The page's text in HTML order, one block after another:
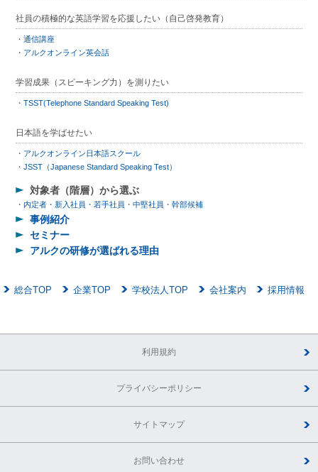
社員の積極的な英語学習を応援したい（自己啓発教育）
通信講座
アルクオンライン英会話
学習成果（スピーキング力）を測りたい
TSST(Telephone Standard Speaking Test)
日本語を学ばせたい
アルクオンライン日本語スクール
JSST（Japanese Standard Speaking Test）
対象者（階層）から選ぶ
内定者・新入社員・若手社員 中堅社員 幹部候補
事例紹介
セミナー
アルクの研修が選ばれる理由
総合TOP 企業TOP 学校法人TOP 会社案内 採用情報
利用規約
プライバシーポリシー
サイトマップ
お問い合わせ